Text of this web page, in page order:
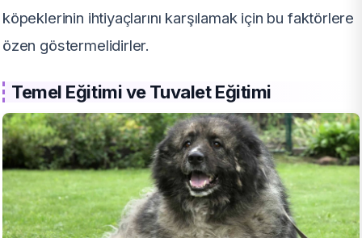
köpeklerinin ihtiyaçlarını karşılamak için bu faktörlere
özen göstermelidirler.
Temel Eğitimi ve Tuvalet Eğitimi